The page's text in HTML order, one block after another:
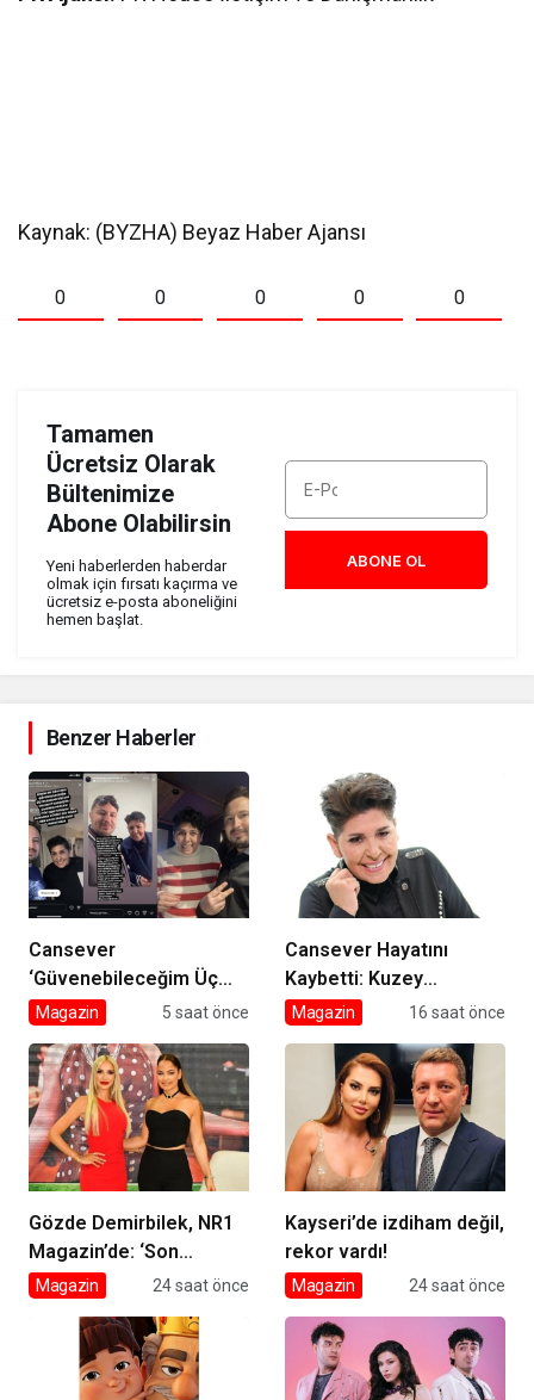
Kaynak: (BYZHA) Beyaz Haber Ajansı
0 0 0 0 0
Tamamen
Ücretsiz Olarak
Bültenimize
Abone Olabilirsin
Yeni haberlerden haberdar
olmak için fırsatı kaçırma ve
ücretsiz e-posta aboneliğini
hemen başlat.
ABONE OL
Benzer Haberler
Cansever
‘Güvenebileceğim Üç
İnsandan Biri’ Demişti:
Cansever’e Duygusal
Veda
Magazin 5 saat önce
Cansever Hayatını
Kaybetti: Kuzey
Makedonya’da Toprağa
Magazin 16 saat önce
Gözde Demirbilek, NR1
Magazin’de: ‘Son
assolist olarak var
Magazin 24 saat önce
Kayseri’de izdiham değil,
rekor vardı!
Magazin 24 saat önce